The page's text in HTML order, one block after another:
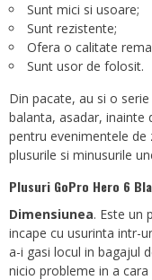
Sunt mici si usoare;
Sunt rezistente;
Ofera o calitate
Sunt usor de folosit.
Din pacate, au si o
balanta, asadar, inainte
pentru evenimentele de
plusurile si minusurile
Plusuri GoPro Hero 6
Dimensiunea. Este un
incape cu usurinta intr-
a-i gasi locul in bagajul
nicio probleme in a